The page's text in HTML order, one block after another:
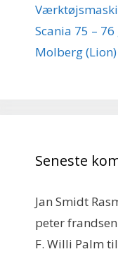
Scania 75 –
Molberg (Lion)
Seneste
Jan Smidt
peter frandsen
F. Willi Palm til